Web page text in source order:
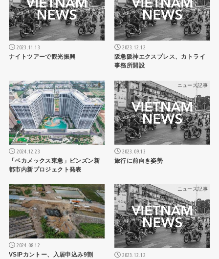
2023.11.13
ナイトツアーで観光振興
2023.12.12
阪急阪神エクスプレス、カトライ
事務所開設
ニュース記事
2024.12.23
「ベカメックス東急」ビンズン新
都市内新プロジェクト発表
ニュース記事
2023.09.13
旅行に前向き姿勢
ニュース記事
2024.08.12
VSIPカントー、入居申込み9割
ニュース記事
2023.12.12